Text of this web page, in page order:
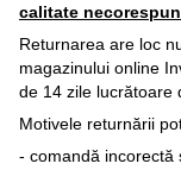
calitate
Returnarea are loc
magazinului online
de 14 zile lucrătoare
Motivele returnării
- comandă incorectă